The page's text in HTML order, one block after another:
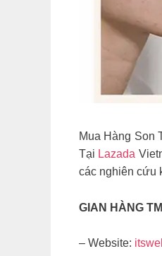
Mua Hàng Son
Tại Lazada
các nghiên cứu
GIAN HÀNG
– Website: